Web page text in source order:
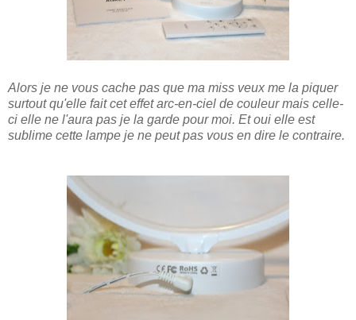
Alors je ne vous cache pas que ma miss veux me la piquer
surtout qu'elle fait cet effet arc-en-ciel de couleur mais celle-
ci elle ne l'aura pas je la garde pour moi. Et oui elle est
sublime cette lampe je ne peut pas vous en dire le contraire.